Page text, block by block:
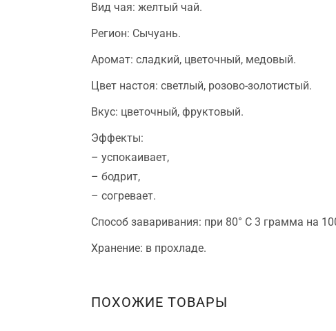
Вид чая: желтый чай.
Регион: Сычуань.
Аромат: сладкий, цветочный, медовый.
Цвет настоя: светлый, розово-золотистый.
Вкус: цветочный, фруктовый.
Эффекты:
– успокаивает,
– бодрит,
– согревает.
Способ заваривания: при 80° C 3 грамма на
Хранение: в прохладе.
ПОХОЖИЕ ТОВАРЫ